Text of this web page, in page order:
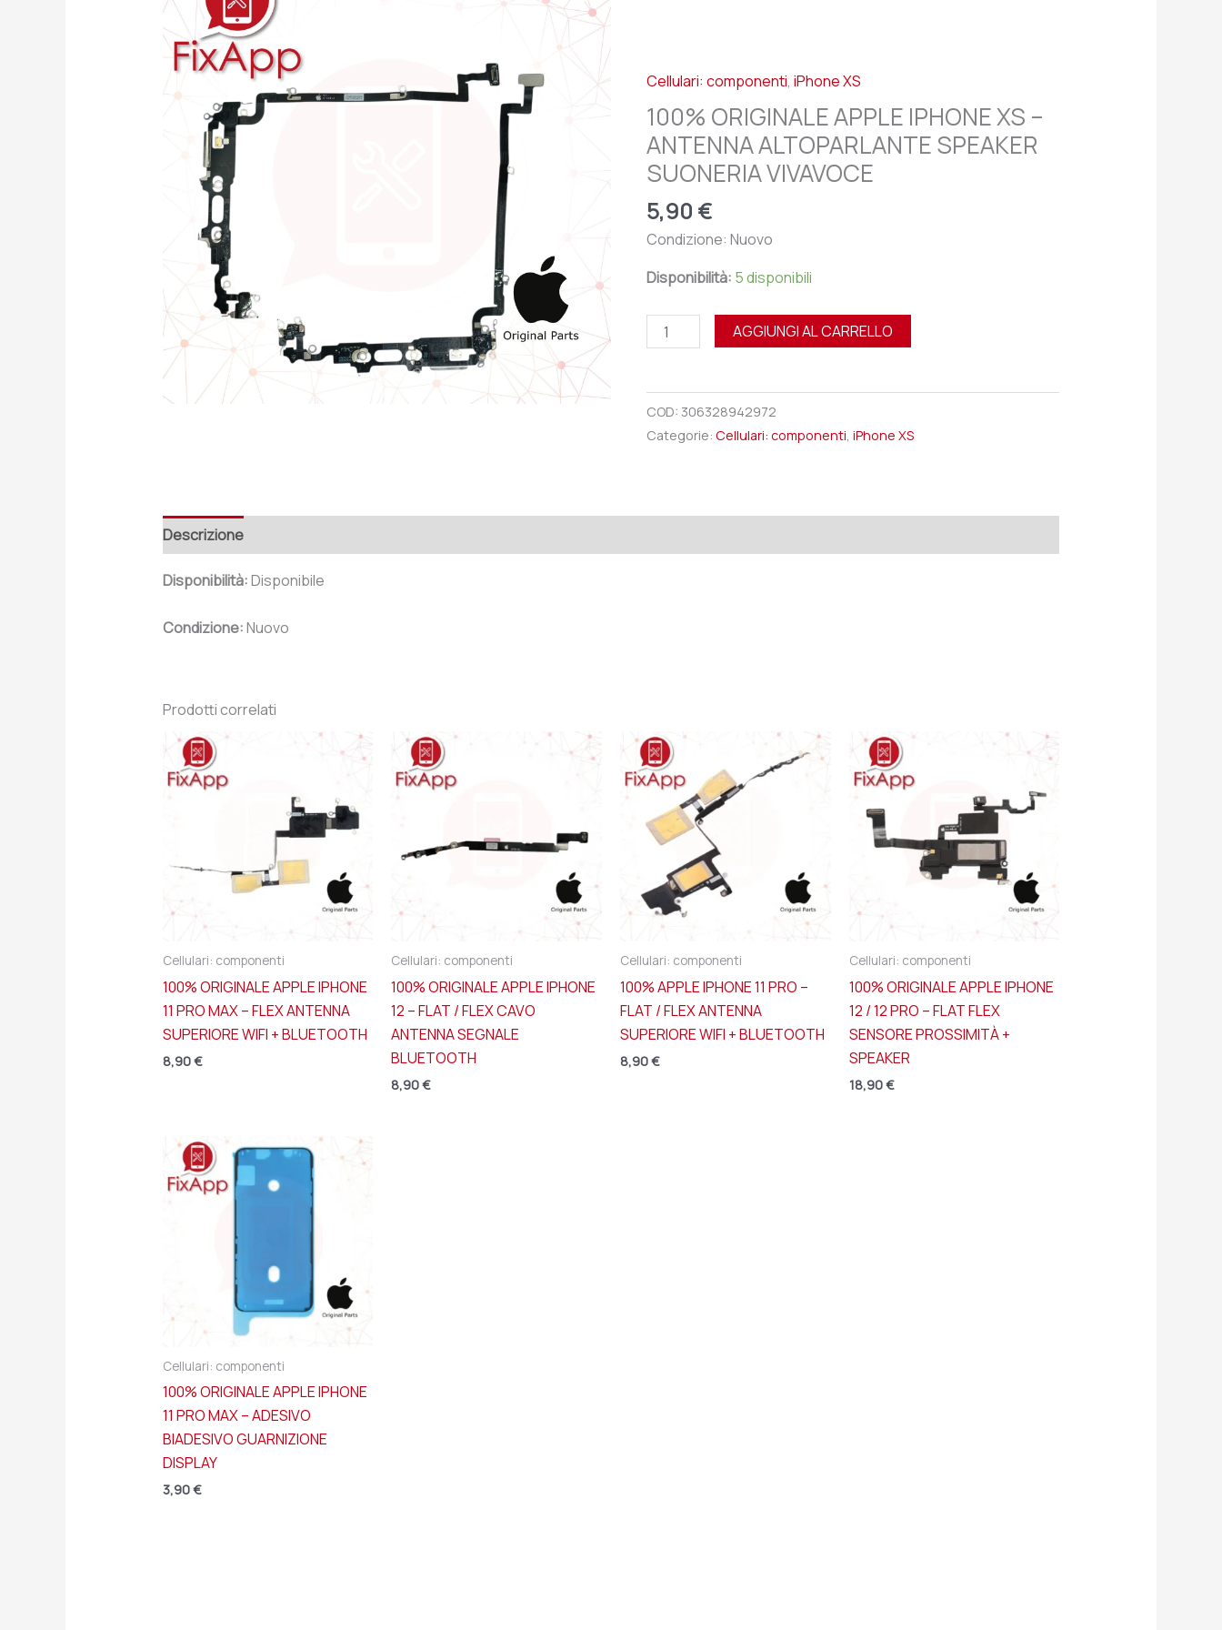
Cellulari: componenti,iPhone XS
100% ORIGINALE APPLE IPHONE XS –
ANTENNA ALTOPARLANTE SPEAKER
SUONERIA VIVAVOCE
5,90 €
Condizione: Nuovo
Disponibilità: 5 disponibili
-
ANTENNA
ALTOPARLANTE
SPEAKER
SUONERIA
VIVAVOCE
quantità
AGGIUNGI AL CARRELLO
COD: 306328942972
Categorie:Cellulari: componenti ,iPhone XS
Descrizione
Disponibilità:Disponibile
Condizione:Nuovo
Prodotti correlati
Cellulari: componenti
100% ORIGINALE APPLE IPHONE
11 PRO MAX – FLEX ANTENNA
SUPERIORE WIFI + BLUETOOTH
8,90€
Cellulari: componenti
100% ORIGINALE APPLE IPHONE
12 – FLAT / FLEX CAVO
ANTENNA SEGNALE
BLUETOOTH
8,90€
Cellulari: componenti
100% APPLE IPHONE 11 PRO –
FLAT / FLEX ANTENNA
SUPERIORE WIFI + BLUETOOTH
8,90€
Cellulari: componenti
100% ORIGINALE APPLE IPHONE
12 / 12 PRO – FLAT FLEX
SENSORE PROSSIMITÀ +
SPEAKER
18,90€
Cellulari: componenti
100% ORIGINALE APPLE IPHONE
11 PRO MAX – ADESIVO
BIADESIVO GUARNIZIONE
DISPLAY
3,90€